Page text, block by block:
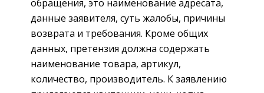
обращения, это наименование адресата,
данные заявителя, суть жалобы, причины
возврата и требования. Кроме общих
данных, претензия должна содержать
наименование товара, артикул,
количество, производитель. К заявлению